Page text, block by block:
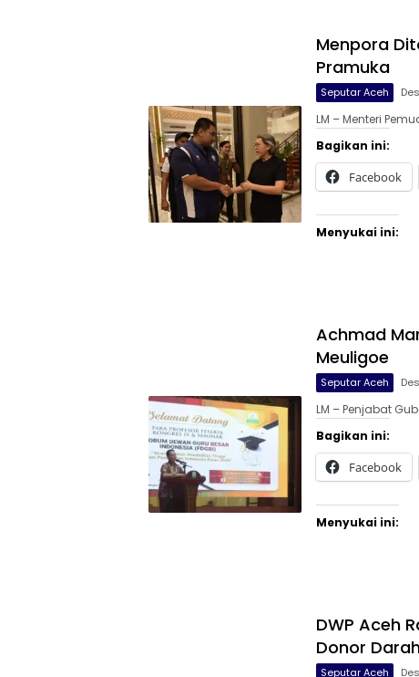
Menpora
Pramuka
Seputar Aceh
LM – Menteri
Bagikan ini:
Facebook
Menyukai ini:
Achmad
Meuligoe
Seputar Aceh
LM – Penjabat
Bagikan ini:
Facebook
Menyukai ini:
DWP Aceh
Donor
Seputar Aceh